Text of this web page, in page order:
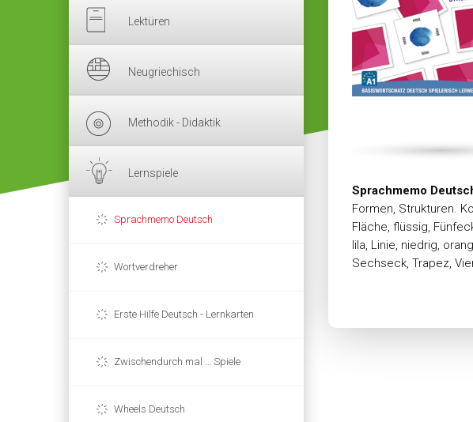
Lektüren
Neugriechisch
Methodik - Didaktik
Lernspiele
Sprachmemo Deutsch
Wortverdreher
Erste Hilfe Deutsch - Lernkarten
Zwischendurch mal … Spiele
Wheels Deutsch
Sprachmemo
Formen, Strukturen.
Fläche, flüssig,
lila, Linie, niedrig,
Sechseck, Trapez,